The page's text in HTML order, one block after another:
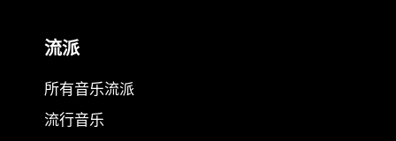
流派
所有音乐流派
流行音乐